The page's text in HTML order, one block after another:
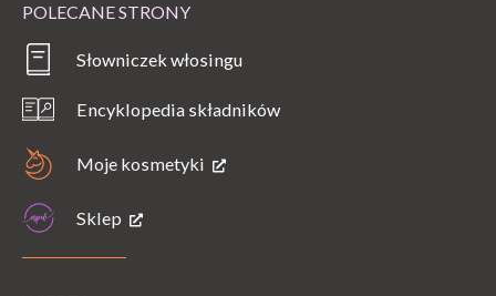
POLECANE STRONY
Słowniczek włosingu
Encyklopedia składników
Moje kosmetyki
Sklep